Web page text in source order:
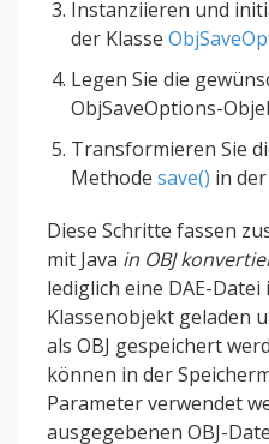
Instanziieren und
der Klasse
Legen Sie die
ObjSaveOptions-
Transformieren Sie
Methode save() in der
Diese Schritte fassen
mit Java in OBJ
lediglich eine DAE-Datei
Klassenobjekt geladen
als OBJ gespeichert
können in der
Parameter verwendet
ausgegebenen OBJ-